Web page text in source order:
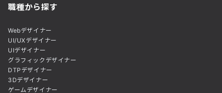
職種から探す
Webデザイナー
UI/UXデザイナー
UIデザイナー
グラフィックデザイナー
DTPデザイナー
3Dデザイナー
ゲームデザイナー